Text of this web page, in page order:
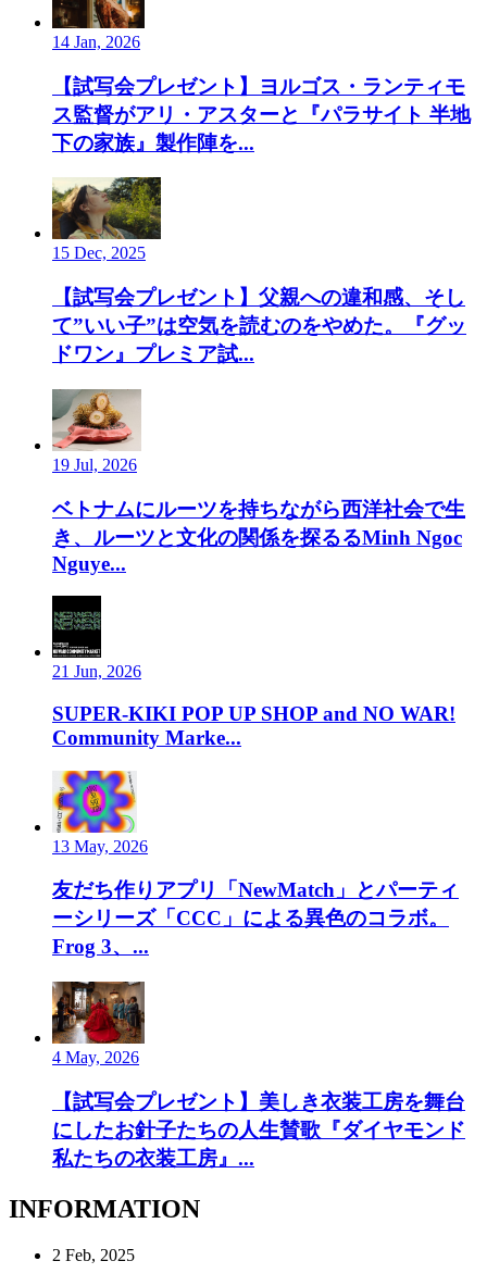
14 Jan, 2026
【試写会プレゼント】ヨルゴス・ランティモ
ス監督がアリ・アスターと『パラサイト 半地
下の家族』製作陣を...
15 Dec, 2025
【試写会プレゼント】父親への違和感、そし
て”いい子”は空気を読むのをやめた。『グッ
ドワン』プレミア試...
19 Jul, 2026
ベトナムにルーツを持ちながら西洋社会で生
き、ルーツと文化の関係を探るるMinh Ngoc
Nguye...
21 Jun, 2026
SUPER-KIKI POP UP SHOP and NO WAR!
Community Marke...
13 May, 2026
友だち作りアプリ「NewMatch」とパーティ
ーシリーズ「CCC」による異色のコラボ。
Frog 3、...
4 May, 2026
【試写会プレゼント】美しき衣装工房を舞台
にしたお針子たちの人生賛歌『ダイヤモンド
私たちの衣装工房』...
INFORMATION
2 Feb, 2025